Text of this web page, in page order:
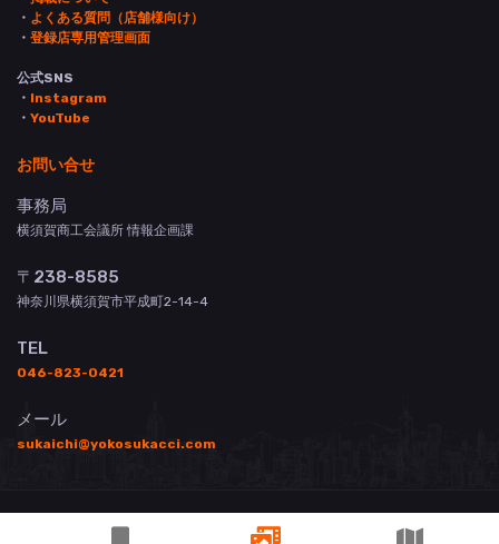
・ よくある質問（店舗様向け）
・ 登録店専用管理画面
公式SNS
・ Instagram
・ YouTube
お問い合せ
事務局
横須賀商工会議所 情報企画課
〒238-8585
神奈川県横須賀市平成町2-14-4
TEL
046-823-0421
メール
sukaichi@yokosukacci.com
© 横須賀商工会議所 All Rights Reserved.